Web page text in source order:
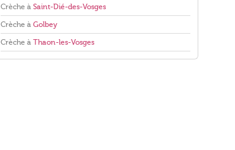
Crèche à Saint-Dié-des-Vosges
Crèche à Golbey
Crèche à Thaon-les-Vosges